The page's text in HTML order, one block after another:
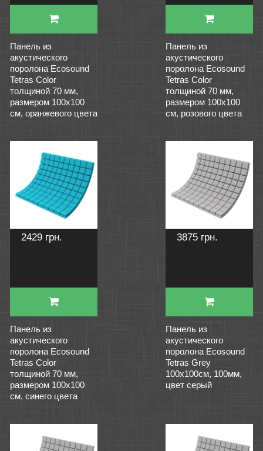
Панель из
акустического
поролона Ecosound
Tetras Color
толщиной 70 мм,
размером 100х100
см, оранжевого цвета
Панель из
акустического
поролона Ecosound
Tetras Color
толщиной 70 мм,
размером 100х100
см, розового цвета
2429 грн.
Панель из
акустического
поролона Ecosound
Tetras Color
толщиной 70 мм,
размером 100х100
см, синего цвета
3875 грн.
Панель из
акустического
поролона Ecosound
Tetras Grey
100x100см, 100мм,
цвет серый